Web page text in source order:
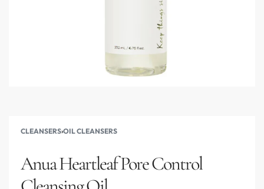
CLEANSERS›OIL CLEANSERS
Anua Heartleaf Pore Control